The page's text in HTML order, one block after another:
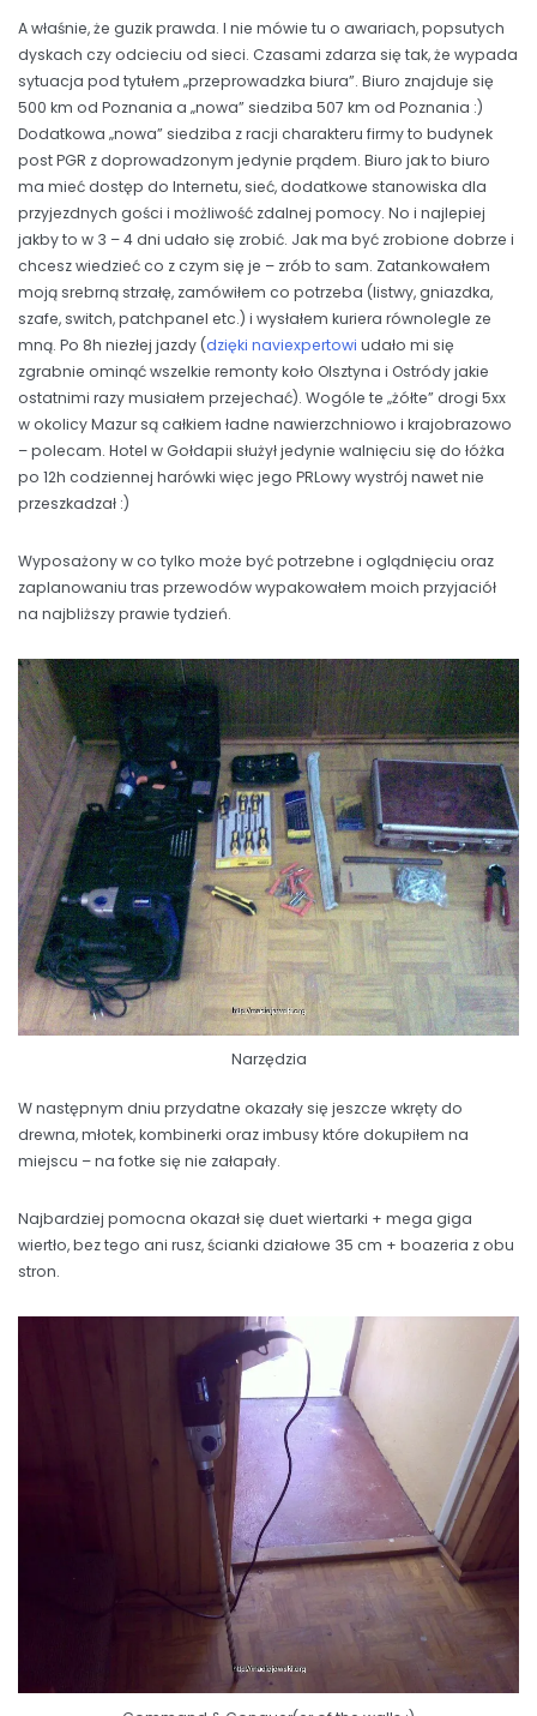
A właśnie, że guzik prawda. I nie mówie tu o awariach, popsutych
dyskach czy odcieciu od sieci. Czasami zdarza się tak, że wypada
sytuacja pod tytułem „przeprowadzka biura”. Biuro znajduje się
500 km od Poznania a „nowa” siedziba 507 km od Poznania :)
Dodatkowa „nowa” siedziba z racji charakteru firmy to budynek
post PGR z doprowadzonym jedynie prądem. Biuro jak to biuro
ma mieć dostęp do Internetu, sieć, dodatkowe stanowiska dla
przyjezdnych gości i możliwość zdalnej pomocy. No i najlepiej
jakby to w 3 – 4 dni udało się zrobić. Jak ma być zrobione dobrze i
chcesz wiedzieć co z czym się je – zrób to sam. Zatankowałem
moją srebrną strzałę, zamówiłem co potrzeba (listwy, gniazdka,
szafe, switch, patchpanel etc.) i wysłałem kuriera równolegle ze
mną. Po 8h niezłej jazdy (dzięki naviexpertowi udało mi się
zgrabnie ominąć wszelkie remonty koło Olsztyna i Ostródy jakie
ostatnimi razy musiałem przejechać). Wogóle te „żółte” drogi 5xx
w okolicy Mazur są całkiem ładne nawierzchniowo i krajobrazowo
– polecam. Hotel w Gołdapii służył jedynie walnięciu się do łóżka
po 12h codziennej harówki więc jego PRLowy wystrój nawet nie
przeszkadzał :)
Wyposażony w co tylko może być potrzebne i oglądnięciu oraz
zaplanowaniu tras przewodów wypakowałem moich przyjaciół
na najbliższy prawie tydzień.
Narzędzia
W następnym dniu przydatne okazały się jeszcze wkręty do
drewna, młotek, kombinerki oraz imbusy które dokupiłem na
miejscu – na fotke się nie załapały.
Najbardziej pomocna okazał się duet wiertarki + mega giga
wiertło, bez tego ani rusz, ścianki działowe 35 cm + boazeria z obu
stron.